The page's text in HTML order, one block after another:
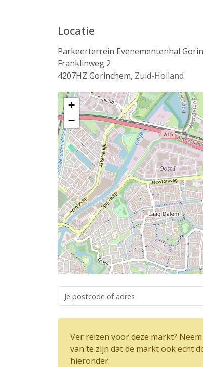
Locatie
Parkeerterrein Evenementenhal
Franklinweg 2
4207HZ Gorinchem, Zuid-Holland
+
−
Ver reizen voor deze markt?
van te zijn dat de markt ook echt
hieronder.